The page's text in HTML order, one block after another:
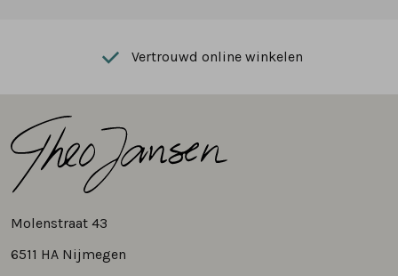
Vertrouwd online winkelen
Molenstraat 43
6511 HA Nijmegen